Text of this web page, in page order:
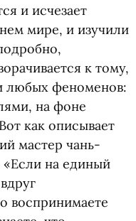
и исчезает
мире, и изучили
к тому,
любых феноменов:
на фоне
как описывает
мастер чань-
на единый
воспринимаете